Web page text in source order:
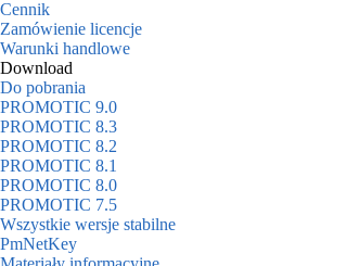
Cennik
Zamówienie licencje
Warunki handlowe
Download
Do pobrania
PROMOTIC 9.0
PROMOTIC 8.3
PROMOTIC 8.2
PROMOTIC 8.1
PROMOTIC 8.0
PROMOTIC 7.5
Wszystkie wersje stabilne
PmNetKey